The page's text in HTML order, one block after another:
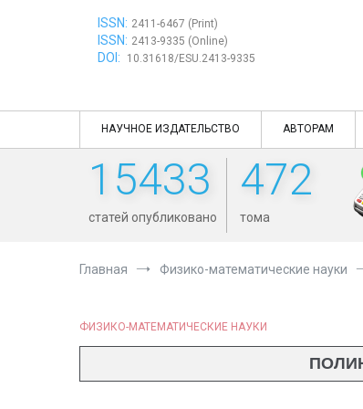
ISSN: 2411-6467 (Print)
ISSN: 2413-9335 (Online)
DOI: 10.31618/ESU.2413-9335
НАУЧНОЕ ИЗДАТЕЛЬСТВО АВТОРАМ
15433
статей опубликовано
472
тома
Главная Физико-математические науки
ФИЗИКО-МАТЕМАТИЧЕСКИЕ НАУКИ